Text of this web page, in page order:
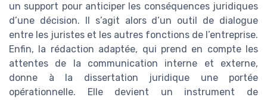
un support pour anticiper les conséquences juridiques
d’une décision. Il s’agit alors d’un outil de dialogue
entre les juristes et les autres fonctions de l’entreprise.
Enfin, la rédaction adaptée, qui prend en compte les
attentes de la communication interne et externe,
donne à la dissertation juridique une portée
opérationnelle. Elle devient un instrument de